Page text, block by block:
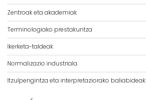
Zentroak eta akademiak
Terminologiako prestakuntza
Ikerketa-taldeak
Normalizazio industriala
Itzulpengintza eta interpretaziorako baliabideak